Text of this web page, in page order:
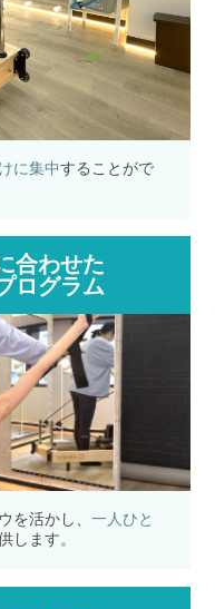
に集中することがで
合わせた
ログラム
を活かし、 一人ひと
します。